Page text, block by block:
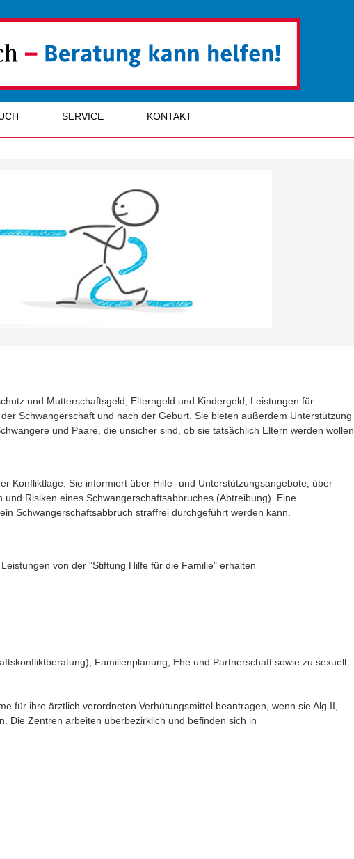
SERVICE KONTAKT
und Mutterschaftsgeld, Elterngeld und Kindergeld, Leistungen für
Schwangerschaft und nach der Geburt. Sie bieten außerdem Unterstützung
und Paare, die unsicher sind, ob sie tatsächlich Eltern werden wollen.
Konfliktlage. Sie informiert über Hilfe- und Unterstützungsangebote, über
Risiken eines Schwangerschaftsabbruches (Abtreibung). Eine
Schwangerschaftsabbruch straffrei durchgeführt werden kann.
von der "Stiftung Hilfe für die Familie" erhalten
Familienplanung, Ehe und Partnerschaft sowie zu sexuell
für ihre ärztlich verordneten Verhütungsmittel beantragen, wenn sie Alg II,
Die Zentren arbeiten überbezirklich und befinden sich in